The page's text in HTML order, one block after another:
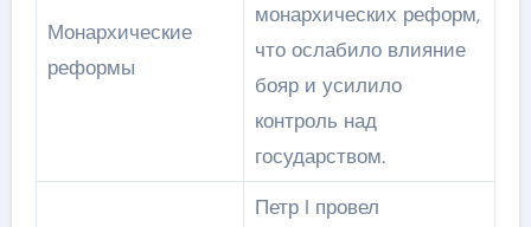
Монархические
реформы
монархических реформ,
что ослабило влияние
бояр и усилило
контроль над
государством.
Петр I провел